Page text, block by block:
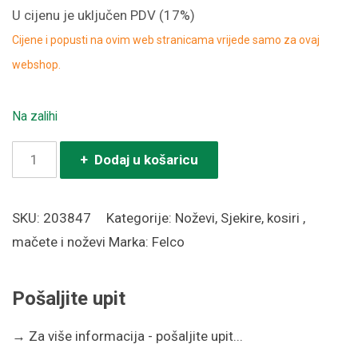
U cijenu je uključen PDV (17%)
Cijene i popusti na ovim web stranicama vrijede samo za ovaj
webshop.
Na zalihi
Nož
FELCO
10
količina
+ Dodaj u košaricu
SKU: 203847 Kategorije: Noževi, Sjekire, kosiri ,
mačete i noževi Marka: Felco
Pošaljite upit
→ Za više informacija - pošaljite upit...